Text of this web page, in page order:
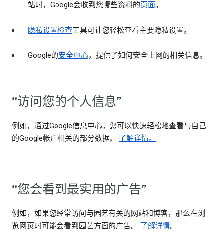
站时，Google会收到您哪些资料的页面。
隐私设置检查工具可让您轻松查看主要隐私设置。
Google的安全中心，提供了如何安全上网的相关信息。
“访问您的个人信息”
例如，通过Google信息中心，您可以快速轻松地查看与自己
的Google帐户相关的部分数据。 了解详情。
“您会看到最实用的广告”
例如，如果您经常访问与园艺有关的网站和博客，那么在浏
览网页时可能会看到园艺方面的广告。 了解详情。